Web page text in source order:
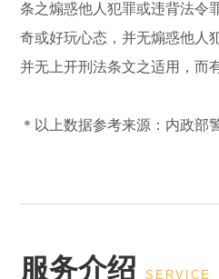
条之煽惑他人犯罪或违背法令
奇或好玩心态，并无煽惑他人
并无上开刑法条文之适用，而
＊以上数据参考来源：内政部
服务介绍 SERVICE